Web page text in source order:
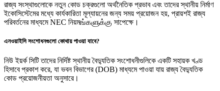
রাজ্য সংস্থাগুলোকে নতুন কোড চক্রগুলো অর্থনৈতিক প্রভাব এবং তাদের স্থানীয় নির্মাণ
ইকোসিস্টেমের মধ্যে কার্যকারিতা মূল্যায়নের জন্য সময় প্রয়োজন হয়, প্রায়শই রাজ্য
পরিবর্তনের মাধ্যমে NEC নিয়মங்களுக்கு সাপেক্ষে।
এনওয়াইসি সংশোধনগুলো কোথায় পাওয়া যাবে?
নিউ ইয়র্ক সিটি তাদের নির্দিষ্ট স্থানীয় বৈদ্যুতিক সংশোধনীগুলিকে একটি সহায়ক খণ্ড
হিসাবে প্রকাশ করে, যা ভবন বিভাগের (DOB) মাধ্যমে পাওয়া যায় রাজ্য বৈদ্যুতিক
কোড প্রয়োজনীয়তা অনুসারে।